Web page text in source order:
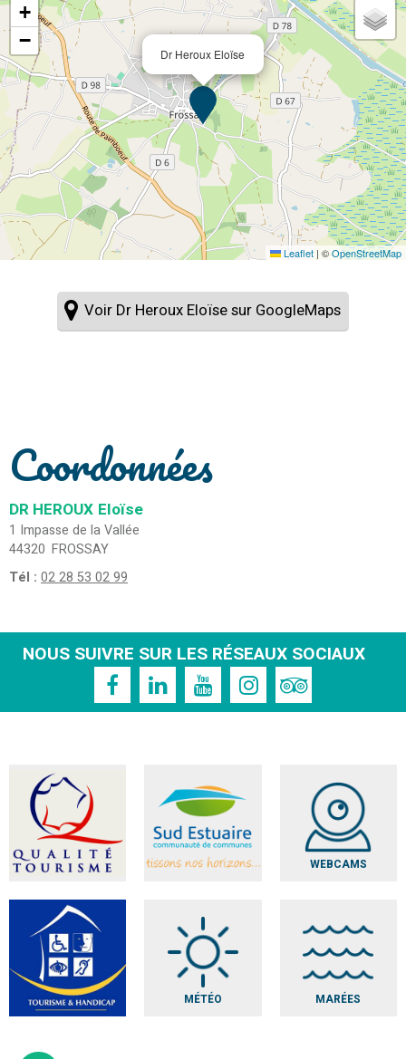
Dr Heroux Eloïse
+
−
Leaflet |©OpenStreetMap
Voir Dr Heroux Eloïse sur GoogleMaps
Coordonnées
DR HEROUX Eloïse
1 Impasse de la Vallée
44320 FROSSAY
Tél : 02 28 53 02 99
NOUS SUIVRE SUR LES RÉSEAUX SOCIAUX
WEBCAMS
MÉTÉO MARÉES